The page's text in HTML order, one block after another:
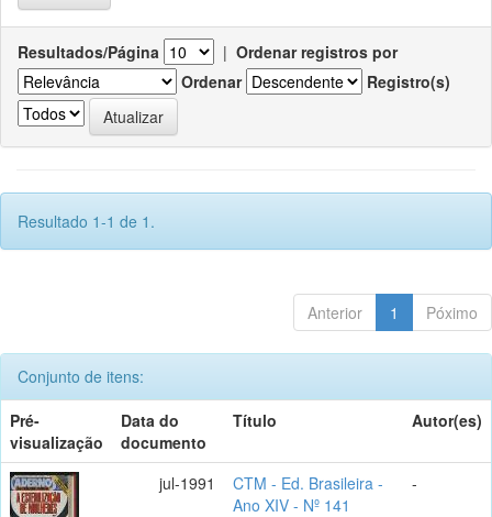
Resultados/Página | Ordenar registros por
Ordenar
Registro(s)
Resultado 1-1 de 1.
Anterior 1 Póximo
Conjunto de itens:
Pré-
visualização
Data do
documento
Título Autor(es)
jul-1991
CTM - Ed. Brasileira -
Ano XIV - Nº 141
-